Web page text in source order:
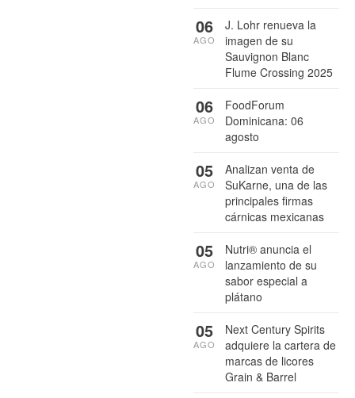
J. Lohr renueva la
imagen de su
Sauvignon Blanc
Flume Crossing 2025
06
AGO
FoodForum
Dominicana: 06
agosto
06
AGO
Analizan venta de
SuKarne, una de las
principales firmas
cárnicas mexicanas
05
AGO
Nutri® anuncia el
lanzamiento de su
sabor especial a
plátano
05
AGO
Next Century Spirits
adquiere la cartera de
marcas de licores
Grain & Barrel
05
AGO